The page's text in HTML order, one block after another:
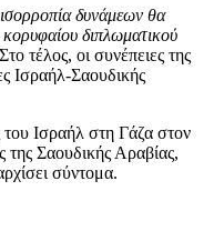
δυνάμεων θα
διπλωματικού
Στο τέλος, οι συνέπειες της
Ισραήλ-Σαουδικής
Ισραήλ στη Γάζα στον
Σαουδικής Αραβίας,
σύντομα.